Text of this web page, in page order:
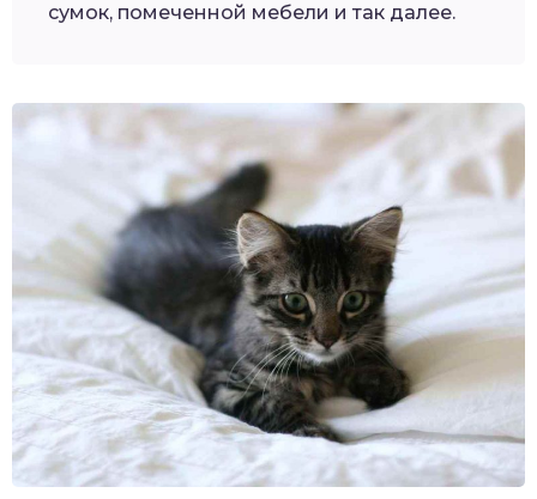
сумок, помеченной мебели и так далее.